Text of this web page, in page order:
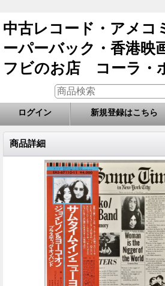
中古レコード・アメコ
ーパーバック・香港映
フビのお店 コーラ・
ログイン 新規登録はこちら
商品詳細